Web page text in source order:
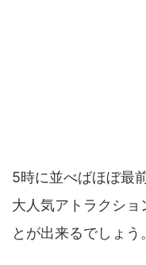
5時に並べばほぼ最
大人気アトラクショ
とが出来るでしょう。